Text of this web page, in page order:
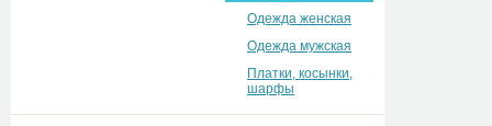
Одежда женская
Одежда мужская
Платки, косынки,
шарфы